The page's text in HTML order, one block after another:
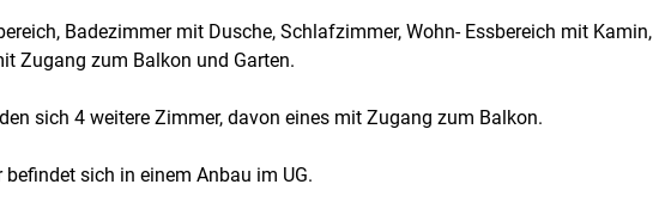
Badezimmer mit Dusche, Schlafzimmer, Wohn- Essbereich mit Kamin,
Zugang zum Balkon und Garten.
sich 4 weitere Zimmer, davon eines mit Zugang zum Balkon.
sich in einem Anbau im UG.